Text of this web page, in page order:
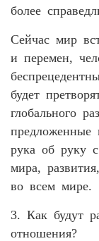
более
Сейчас мир
и перемен,
будет
глобального
предложенные
рука об руку
мира,
во всем мире.
3. Как будут
отношения?